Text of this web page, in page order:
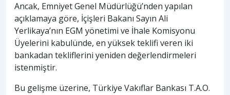
Ancak, Emniyet Genel Müdürlüğü’nden yapılan
açıklamaya göre, İçişleri Bakanı Sayın Ali
Yerlikaya’nın EGM yönetimi ve İhale Komisyonu
Üyelerini kabulünde, en yüksek teklifi veren iki
bankadan tekliflerini yeniden değerlendirmeleri
istenmiştir.
Bu gelişme üzerine, Türkiye Vakıflar Bankası T.A.O.